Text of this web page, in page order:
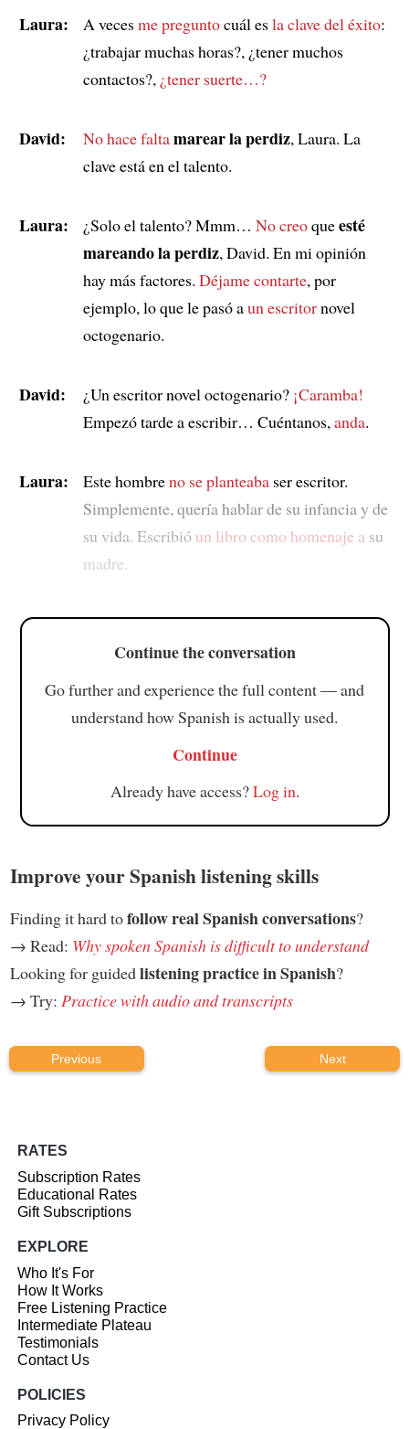
Laura: A vecesme preguntocuál esla clave del éxito:
¿trabajar muchas horas?, ¿tener muchos
contactos?, ¿tener suerte…?
David: No hace faltamarear la perdiz, Laura. La
clave está en el talento.
Laura: ¿Solo el talento? Mmm… No creoqueesté
mareando la perdiz, David. En mi opinión
hay más factores. Déjame contarte, por
ejemplo, lo que le pasó aun escritornovel
octogenario.
David: ¿Un escritor novel octogenario? ¡Caramba!
Empezó tarde a escribir… Cuéntanos, anda.
Laura: Este hombreno se planteabaser escritor.
Simplemente, quería hablar de su infancia y de
su vida. Escribió un libro como homenaje a su
madre.
Continue the conversation
Go further and experience the full content — and
understand how Spanish is actually used.
Continue
Already have access?Log in.
Improve your Spanish listening skills
Finding it hard tofollow real Spanish conversations?
→ Read: Why spoken Spanish is difficult to understand
Looking for guidedlistening practice in Spanish?
→ Try: Practice with audio and transcripts
Previous Next
RATES
Subscription Rates
Educational Rates
Gift Subscriptions
EXPLORE
Who It's For
How It Works
Free Listening Practice
Intermediate Plateau
Testimonials
Contact Us
POLICIES
Privacy Policy